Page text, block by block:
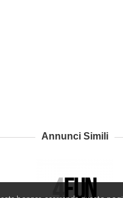
Annunci Simili